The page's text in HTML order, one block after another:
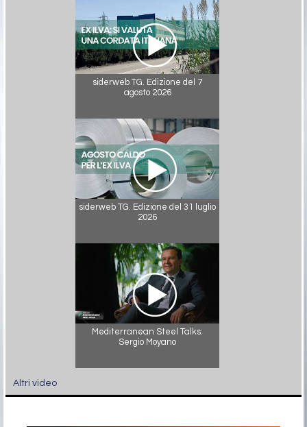
siderweb TG. Edizione del 7
agosto 2026
siderweb TG. Edizione del 31 luglio
2026
Mediterranean Steel Talks:
Sergio Moyano
Altri video